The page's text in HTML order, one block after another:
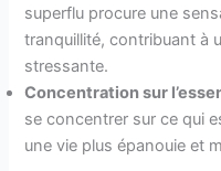
superflu procure une
tranquillité, contribuant à
stressante.
Concentration sur
se concentrer sur ce qui
une vie plus épanouie et